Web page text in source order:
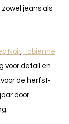
zowel jeans als
Noir, Fabienne
voor detail en
de herfst-
door